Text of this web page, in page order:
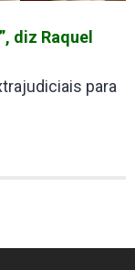
diz Raquel
para